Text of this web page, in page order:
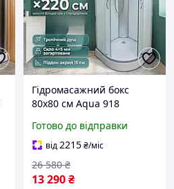
Гідромасажний бокс
80х80 см Aqua 918
біле скло сатиновий
профіль без електроніки
Готово до відправки
від2215₴/міс
13 290₴
26 580 ₴